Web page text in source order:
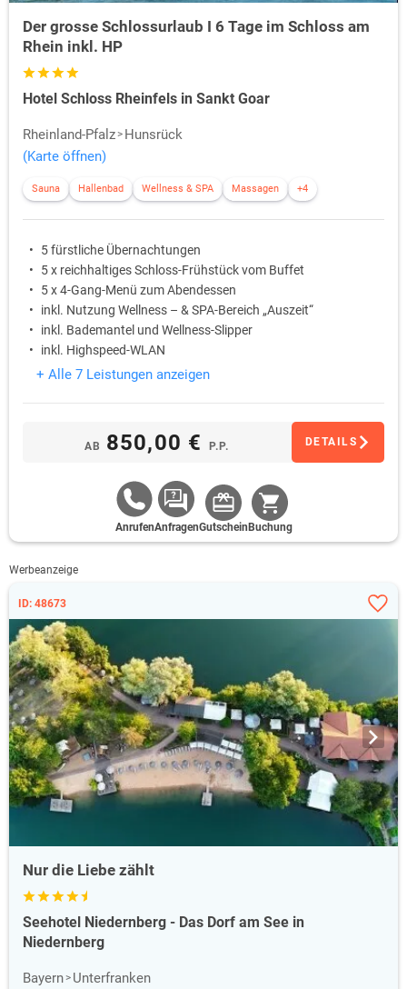
Der grosse Schlossurlaub I 6 Tage im Schloss am
Rhein inkl. HP
Hotel Schloss Rheinfels in Sankt Goar
Rheinland-Pfalz
Hunsrück
(Karte öffnen)
Sauna Hallenbad Wellness & SPA Massagen +4
5 fürstliche Übernachtungen
5 x reichhaltiges Schloss-Frühstück vom Buffet
5 x 4-Gang-Menü zum Abendessen
inkl. Nutzung Wellness – & SPA-Bereich „Auszeit“
inkl. Bademantel und Wellness-Slipper
inkl. Highspeed-WLAN
+ Alle 7 Leistungen anzeigen
AB 850,00 € P.P. DETAILS
AnrufenAnfragenGutschein Buchung
Werbeanzeige
ID: 48673
Nur die Liebe zählt
Seehotel Niedernberg - Das Dorf am See in
Niedernberg
Bayern
Unterfranken